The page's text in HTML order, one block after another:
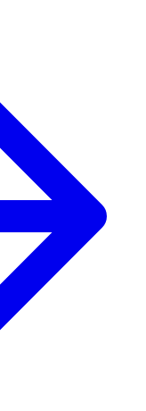
con cui l'umanità
e strategiche del